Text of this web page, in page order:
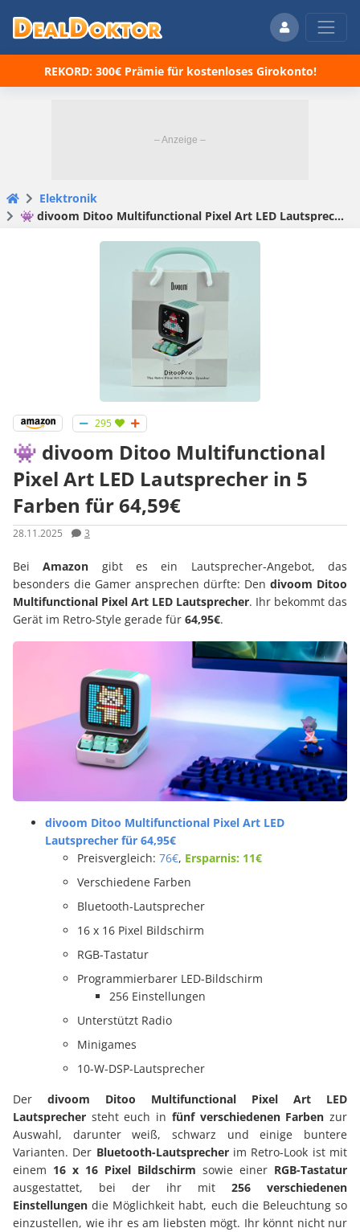
REKORD: 300€ Prämie für kostenloses Girokonto!
Elektronik
👾 divoom Ditoo Multifunctional Pixel Art LED Lautsprecher in 5 Farben für 64,59€
295
👾 divoom Ditoo Multifunctional
Pixel Art LED Lautsprecher in 5
Farben für 64,59€
28.11.2025 3
BeiAmazon gibt es ein Lautsprecher-Angebot, das
besonders die Gamer ansprechen dürfte: Den divoom Ditoo
Multifunctional Pixel Art LED Lautsprecher. Ihr bekommt das
Gerät im Retro-Style gerade für 64,95€.
divoom Ditoo Multifunctional Pixel Art LED
Lautsprecher für 64,95€
Preisvergleich: 76€, Ersparnis: 11€
Verschiedene Farben
Bluetooth-Lautsprecher
16 x 16 Pixel Bildschirm
RGB-Tastatur
Programmierbarer LED-Bildschirm
256 Einstellungen
Unterstützt Radio
Minigames
10-W-DSP-Lautsprecher
Der divoom Ditoo Multifunctional Pixel Art LED
Lautsprecher steht euch in fünf verschiedenen Farben zur
Auswahl, darunter weiß, schwarz und einige buntere
Varianten. Der Bluetooth-Lautsprecherim Retro-Look ist mit
einem 16 x 16 Pixel Bildschirm sowie einer RGB-Tastatur
ausgestattet, bei der ihr mit 256 verschiedenen
Einstellungen die Möglichkeit habt, euch die Beleuchtung so
einzustellen, wie ihr es am liebsten mögt. Ihr könnt nicht nur